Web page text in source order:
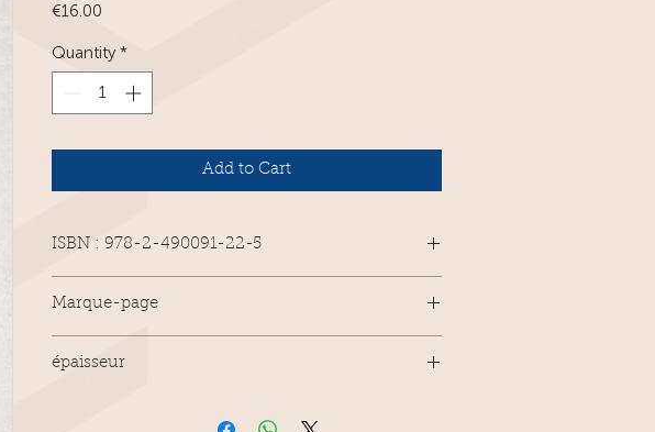
€16.00
Quantity *
Add to Cart
ISBN : 978-2-490091-22-5
86 pages.
Bilingue français - russe.
Marque-page
épaisseur